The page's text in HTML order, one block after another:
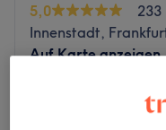
5,0
233
Innenstadt,
Auf Karte anzeigen
Schnellansicht